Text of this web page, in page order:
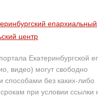
епархиальный
центр
Екатеринбургской
видео) могут свободно
способами без каких-либо
при условии ссылки